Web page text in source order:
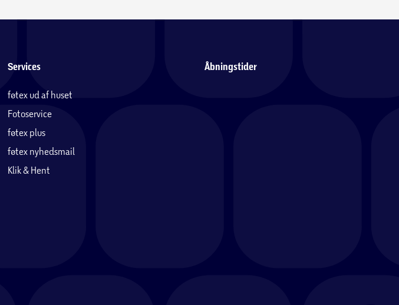
Services
føtex ud af huset
Fotoservice
føtex plus
føtex nyhedsmail
Klik & Hent
Åbningstider